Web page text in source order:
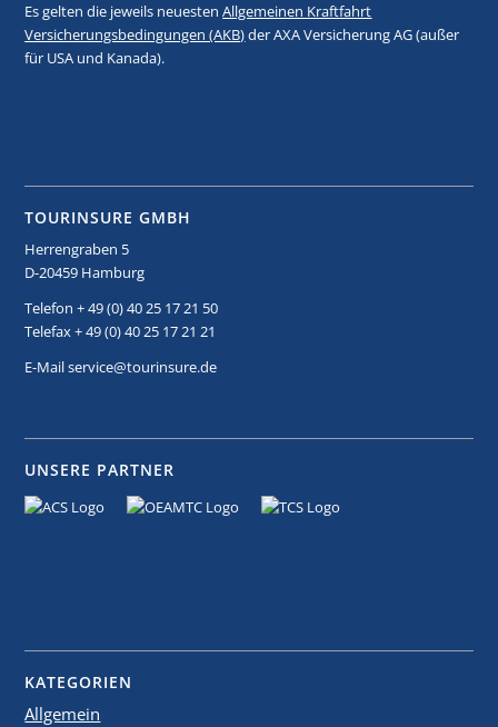
Es gelten die jeweils neuestenAllgemeinen Kraftfahrt
Versicherungsbedingungen (AKB)der AXA Versicherung AG (außer
für USA und Kanada).
TOURINSURE GMBH
Herrengraben 5
D-20459 Hamburg
Telefon + 49 (0) 40 25 17 21 50
Telefax + 49 (0) 40 25 17 21 21
E-Mail service@tourinsure.de
UNSERE PARTNER
KATEGORIEN
Allgemein